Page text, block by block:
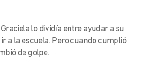
lo dividía entre ayudar a su
a la escuela. Pero cuando cumplió
de golpe.